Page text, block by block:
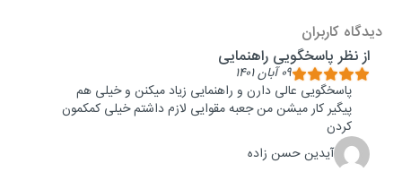
دیدگاه کاربران
از نظر پاسخگویی راهنمایی
۰۹ آبان ۱۴۰۱
پاسخگویی عالی دارن و راهنمایی زیاد میکنن و خیلی هم
پیگیر کار میشن من جعبه مقوایی لازم داشتم خیلی کمکمون
کردن
آیدین حسن زاده